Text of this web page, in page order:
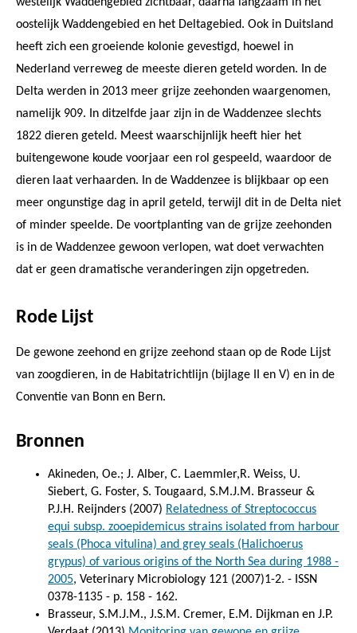
oostelijk Waddengebied en het Deltagebied. Ook in Duitsland
heeft zich een groeiende kolonie gevestigd, hoewel in
Nederland verreweg de meeste dieren geteld worden. In de
Delta werden in 2013 meer grijze zeehonden waargenomen,
namelijk 909. In ditzelfde jaar zijn in de Waddenzee slechts
1822 dieren geteld. Meest waarschijnlijk heeft hier het
buitengewone koude voorjaar een rol gespeeld, waardoor de
dieren laat verhaarden. In de Waddenzee is blijkbaar op een
meer ongunstige dag in april geteld, terwijl dit in de Delta niet
of minder speelde. De voortplanting van de grijze zeehonden
is in de Waddenzee gewoon verlopen, wat doet verwachten
dat er geen dramatische veranderingen zijn opgetreden.
Rode Lijst
De gewone zeehond en grijze zeehond staan op de Rode Lijst
van zoogdieren, in de Habitatrichtlijn (bijlage II en V) en in de
Conventie van Bonn en Bern.
Bronnen
Akineden, Oe.; J. Alber, C. Laemmler,R. Weiss, U.
Siebert, G. Foster, S. Tougaard, S.M.J.M. Brasseur &
P.J.H. Reijnders (2007) Relatedness of Streptococcus
equi subsp. zooepidemicus strains isolated from harbour
seals (Phoca vitulina) and grey seals (Halichoerus
grypus) of various origins of the North Sea during 1988 -
2005, Veterinary Microbiology 121 (2007)1-2. - ISSN
0378-1135 - p. 158 - 162.
Brasseur, S.M.J.M., J.S.M. Cremer, E.M. Dijkman en J.P.